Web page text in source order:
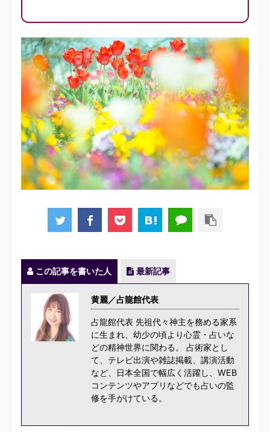
この記事を書いた人 最新記事
黄麗／占龍館代表
占龍館代表 先祖代々神主を務める家系
に生まれ、幼少の頃より心霊・占いな
どの精神世界に関わる。 占術家とし
て、テレビ出演や雑誌掲載、講演活動
など、日本全国で幅広く活躍し、WEB
コンテンツやアプリなどでも占いの監
修を手がけている。